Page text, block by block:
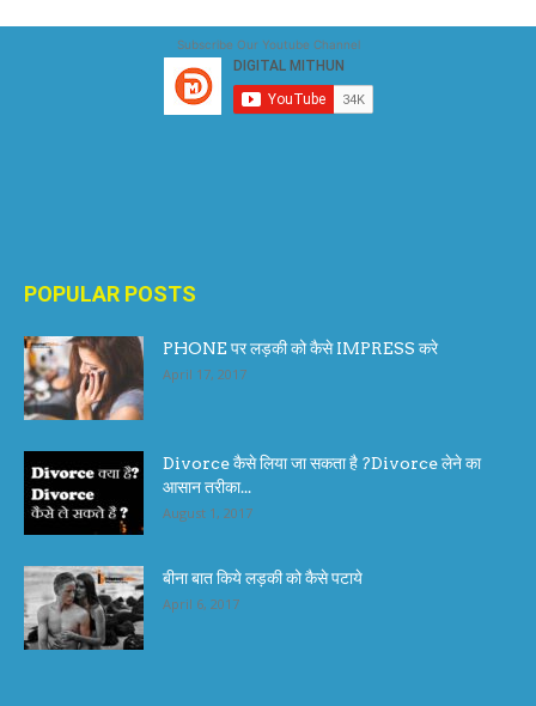
Subscribe Our Youtube Channel
POPULAR POSTS
PHONE पर लड़की को कैसे IMPRESS करे
April 17, 2017
Divorce कैसे लिया जा सकता है ?Divorce लेने का
आसान तरीका...
August 1, 2017
बीना बात किये लड़की को कैसे पटाये
April 6, 2017